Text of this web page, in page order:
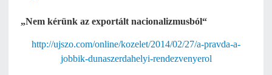
„Nem kérünk az exportált nacionalizmusból“
http://ujszo.com/online/kozelet/2014/02/27/a-pravda-a-
jobbik-dunaszerdahelyi-rendezvenyerol